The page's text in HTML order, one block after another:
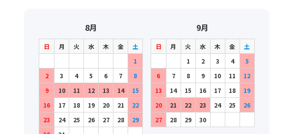
8月
日 月 火 水 木 金
土
1
2
3 4 5 6 7
8
9
10 11 12 13 14
15
16
17 18 19 20 21
22
23
24 25 26 27 28
29
9月
日 月 火 水 木 金
土
1
2 3 4
5
6
7 8 9 10 11
12
13
14 15 16 17 18
19
20
21 22 23 24 25
26
27
28 29 30